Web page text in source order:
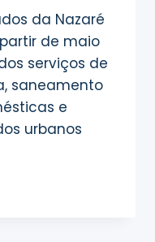
da Nazaré
de maio
serviços de
saneamento
e
urbanos